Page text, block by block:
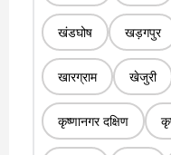
खंडघोष खड़गपुर
खारग्राम खेजुरी
कृष्णानगर दक्षिण